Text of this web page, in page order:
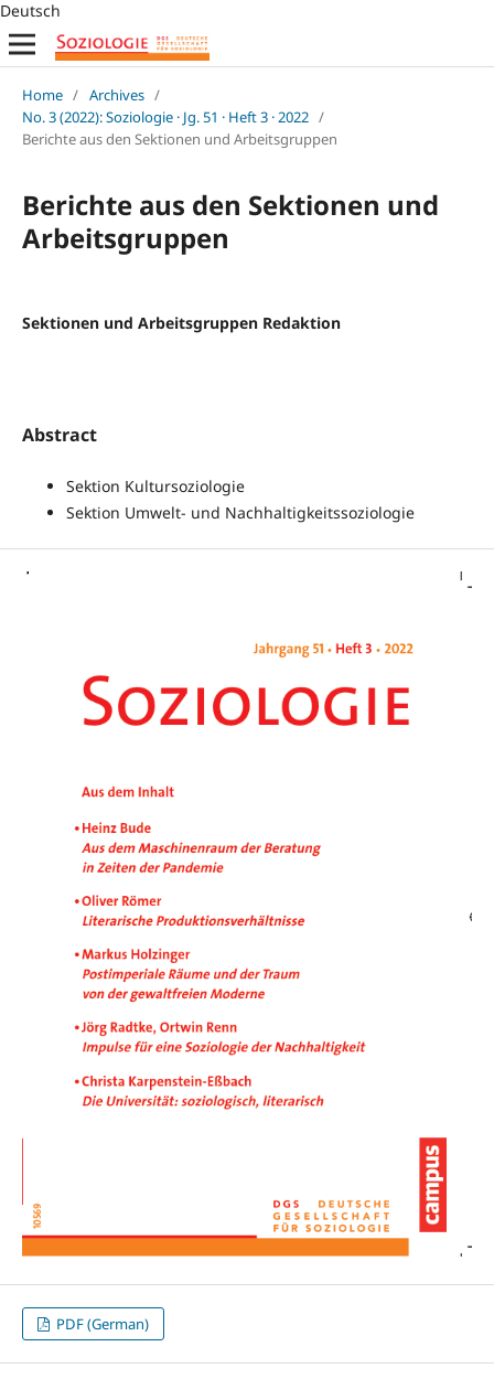
Deutsch
Home / Archives /
No. 3 (2022): Soziologie · Jg. 51 · Heft 3 · 2022 /
Berichte aus den Sektionen und Arbeitsgruppen
Berichte aus den Sektionen und
Arbeitsgruppen
Sektionen und Arbeitsgruppen Redaktion
Abstract
Sektion Kultursoziologie
Sektion Umwelt- und Nachhaltigkeitssoziologie
PDF (German)